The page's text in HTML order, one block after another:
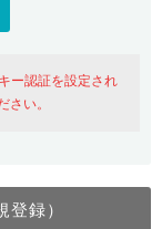
機能を使う方
ー認証を設定され
さい。
録）